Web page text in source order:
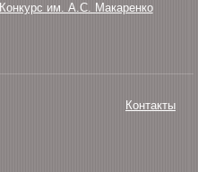
Конкурс им. А.С. Макаренко
Контакты